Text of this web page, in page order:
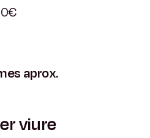
aprox.
viure